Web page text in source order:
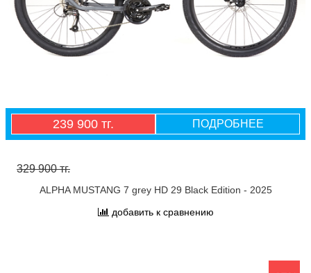
239 900 тг. ПОДРОБНЕЕ
329 900 тг.
ALPHA MUSTANG 7 grey HD 29 Black Edition - 2025
добавить к сравнению